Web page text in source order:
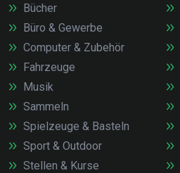
Bücher
Büro & Gewerbe
Computer & Zubehör
Fahrzeuge
Musik
Sammeln
Spielzeuge & Basteln
Sport & Outdoor
Stellen & Kurse